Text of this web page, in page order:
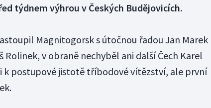
týdnem výhrou v Českých Budějovicích.
Magnitogorsk s útočnou řadou Jan Marek
Rolinek, v obraně nechyběl ani další Čech Karel
k postupové jistotě tříbodové vítězství, ale první